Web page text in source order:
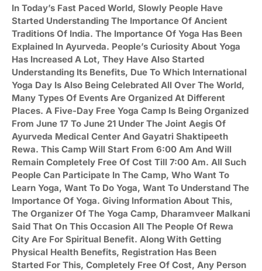
In Today’s Fast Paced World, Slowly People Have
Started Understanding The Importance Of Ancient
Traditions Of India. The Importance Of Yoga Has Been
Explained In Ayurveda. People’s Curiosity About Yoga
Has Increased A Lot, They Have Also Started
Understanding Its Benefits, Due To Which International
Yoga Day Is Also Being Celebrated All Over The World,
Many Types Of Events Are Organized At Different
Places. A Five-Day Free Yoga Camp Is Being Organized
From June 17 To June 21 Under The Joint Aegis Of
Ayurveda Medical Center And Gayatri Shaktipeeth
Rewa. This Camp Will Start From 6:00 Am And Will
Remain Completely Free Of Cost Till 7:00 Am. All Such
People Can Participate In The Camp, Who Want To
Learn Yoga, Want To Do Yoga, Want To Understand The
Importance Of Yoga. Giving Information About This,
The Organizer Of The Yoga Camp, Dharamveer Malkani
Said That On This Occasion All The People Of Rewa
City Are For Spiritual Benefit. Along With Getting
Physical Health Benefits, Registration Has Been
Started For This, Completely Free Of Cost, Any Person